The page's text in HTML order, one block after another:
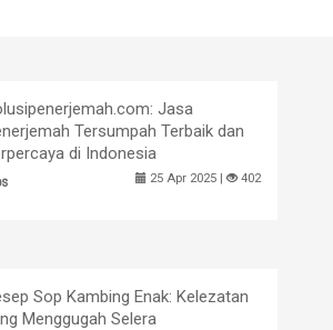
Jasa
Tersumpah Terbaik dan
di Indonesia
25 Apr 2025 | 402
Sop Kambing Enak: Kelezatan
Menggugah Selera